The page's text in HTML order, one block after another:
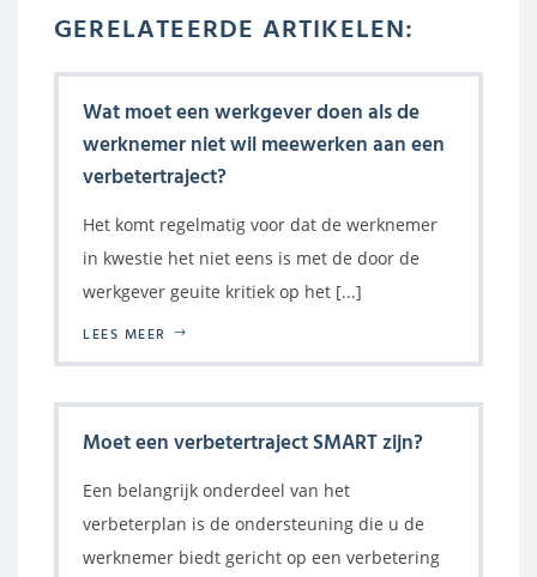
GERELATEERDE ARTIKELEN:
Wat moet een werkgever doen als de
werknemer niet wil meewerken aan een
verbetertraject?
Het komt regelmatig voor dat de werknemer
in kwestie het niet eens is met de door de
werkgever geuite kritiek op het [...]
LEES MEER
Moet een verbetertraject SMART zijn?
Een belangrijk onderdeel van het
verbeterplan is de ondersteuning die u de
werknemer biedt gericht op een verbetering